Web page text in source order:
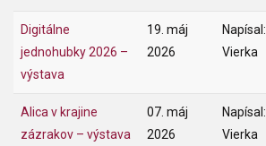
Digitálne
jednohubky 2026 –
výstava
19. máj
2026
Napísal:
Vierka
Alica v krajine
zázrakov – výstava
07. máj
2026
Napísal:
Vierka